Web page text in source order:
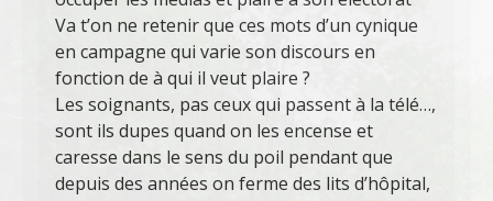
Va t’on ne retenir que ces mots d’un cynique
en campagne qui varie son discours en
fonction de à qui il veut plaire ?
Les soignants, pas ceux qui passent à la télé…,
sont ils dupes quand on les encense et
caresse dans le sens du poil pendant que
depuis des années on ferme des lits d’hôpital,